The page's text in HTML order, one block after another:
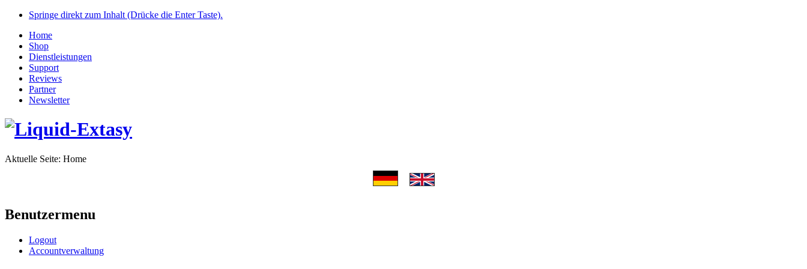
Springe direkt zum Inhalt (Drücke die Enter Taste).
Home
Shop
Dienstleistungen
Support
Reviews
Partner
Newsletter
Aktuelle Seite: Home
Benutzermenu
Logout
Accountverwaltung